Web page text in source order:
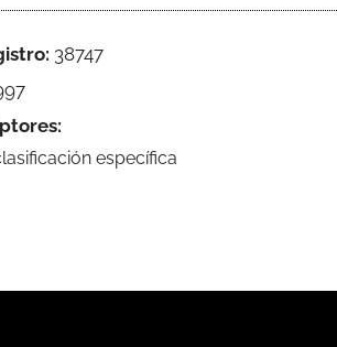
38747
específica